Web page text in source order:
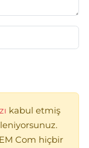
kabul etmiş
Com hiçbir